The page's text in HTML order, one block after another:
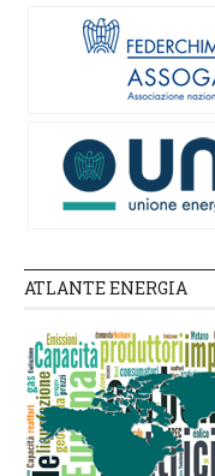
ATLANTE ENERGIA